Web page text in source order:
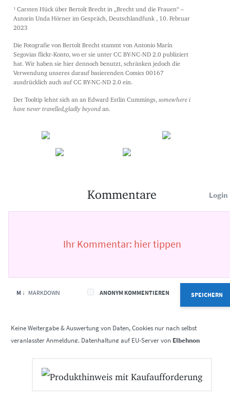
¹ Carsten Hück über Bertolt Brecht in „Brecht und die Frauen“ –
Autorin Unda Hörner im Gespräch, Deutschlandfunk , 10. Februar
2023
Die Fotografie von Bertolt Brecht stammt von Antonio Marín
Segovias flickr-Konto, wo er sie unter CC BY-NC-ND 2.0 publiziert
hat. Wir haben sie hier dennoch benutzt, schränken jedoch die
Verwendung unseres darauf basierenden Comics 00167
ausdrücklich auch auf CC BY-NC-ND 2.0 ein.
Der Tooltip lehnt sich an an Edward Estlin Cummings,
somewhere i
have never travelled,gladly beyond an.
Kommentare Login
SPEICHERN
ANONYM KOMMENTIEREN
M ↓ MARKDOWN
Elbehnon